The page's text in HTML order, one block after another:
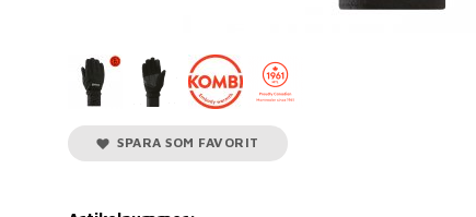
SPARA SOM FAVORIT